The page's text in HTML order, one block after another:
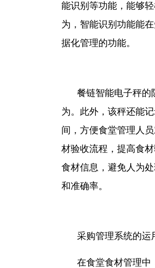
能识别等功能，能够
为，智能识别功能能
据化管理的功能。
餐链智能电子秤的
为。此外，该秤还能
间，方便食堂管理人
材验收流程，提高食
食材信息，避免人为
和准确率。
采购管理系统的运
在食堂食材管理中